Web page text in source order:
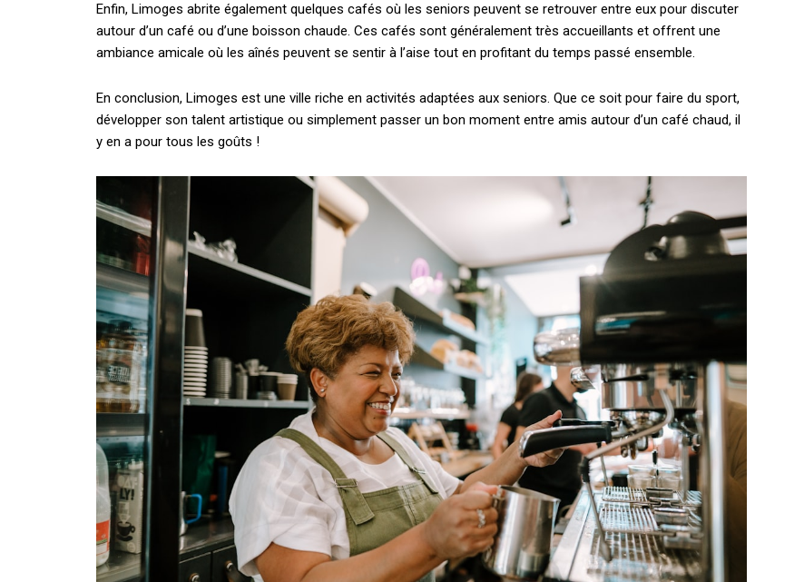
Enfin, Limoges abrite également quelques cafés où les seniors peuvent se retrouver entre eux pour discuter
autour d’un café ou d’une boisson chaude. Ces cafés sont généralement très accueillants et offrent une
ambiance amicale où les aînés peuvent se sentir à l’aise tout en profitant du temps passé ensemble.
En conclusion, Limoges est une ville riche en activités adaptées aux seniors. Que ce soit pour faire du sport,
développer son talent artistique ou simplement passer un bon moment entre amis autour d’un café chaud, il
y en a pour tous les goûts !